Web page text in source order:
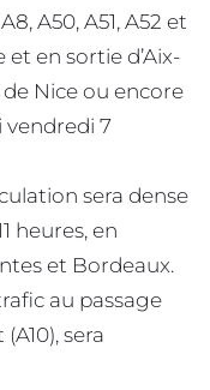
A50, A51, A52 et
en sortie d’Aix-
Nice ou encore
vendredi 7
sera dense
heures, en
et Bordeaux.
au passage
sera